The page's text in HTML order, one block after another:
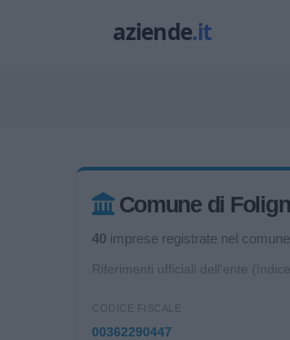
Comune di
40 imprese registrate nel
Riferimenti ufficiali dell'ente
CODICE FISCALE
00362290447